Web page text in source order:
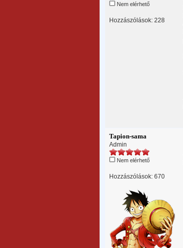
Nem elérhető
Hozzászólások: 228
Tapion-sama
Admin
Nem elérhető
Hozzászólások: 670